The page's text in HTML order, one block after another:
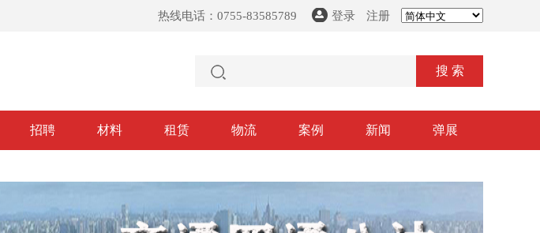
热线电话：0755-83585789 登录 注册
搜 索
招聘 材料 租赁 物流 案例 新闻 弹展